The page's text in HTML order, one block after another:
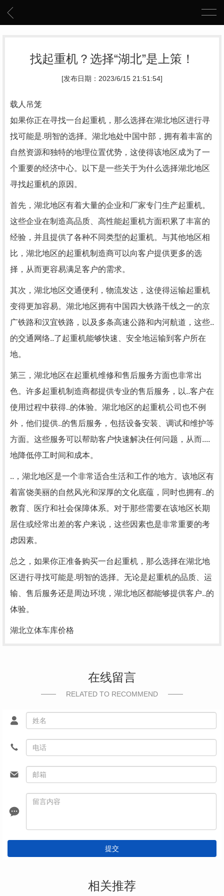
找起重机？选择“湖北”是上策！
[发布日期：2023/6/15 21:51:54]
载人吊笼
如果你正在寻找一台起重机，那么选择在湖北地区进行寻
找可能是.明智的选择。湖北地处中国中部，拥有着丰富的
自然资源和独特的地理位置优势，这使得该地区成为了一
个重要的经济中心。以下是一些关于为什么选择湖北地区
寻找起重机的原因。
首先，湖北地区有着大量的企业和厂家专门生产起重机。
这些企业在制造高品质、高性能起重机方面积累了丰富的
经验，并且提供了各种不同类型的起重机。与其他地区相
比，湖北地区的起重机制造商可以向客户提供更多的选
择，从而更容易满足客户的需求。
其次，湖北地区交通便利，物流发达，这使得运输起重机
变得更加容易。湖北地区拥有中国四大铁路干线之一的京
广铁路和汉宜铁路，以及多条高速公路和内河航道，这些..
的交通网络..了起重机能够快速、安全地运输到客户所在
地。
第三，湖北地区在起重机维修和售后服务方面也非常出
色。许多起重机制造商都提供专业的售后服务，以..客户在
使用过程中获得..的体验。湖北地区的起重机公司也不例
外，他们提供..的售后服务，包括设备安装、调试和维护等
方面。这些服务可以帮助客户快速解决任何问题，从而....
地降低停工时间和成本。
..，湖北地区是一个非常适合生活和工作的地方。该地区有
着富饶美丽的自然风光和深厚的文化底蕴，同时也拥有..的
教育、医疗和社会保障体系。对于那些需要在该地区长期
居住或经常出差的客户来说，这些因素也是非常重要的考
虑因素。
总之，如果你正准备购买一台起重机，那么选择在湖北地
区进行寻找可能是.明智的选择。无论是起重机的品质、运
输、售后服务还是周边环境，湖北地区都能够提供客户..的
体验。
湖北立体车库价格
在线留言
RELATED TO RECOMMEND
提交
相关推荐